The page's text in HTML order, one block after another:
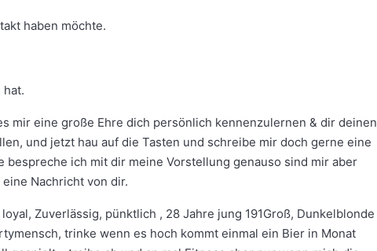
haben möchte.
hat.
mir eine große Ehre dich persönlich kennenzulernen & dir deinen
und jetzt hau auf die Tasten und schreibe mir doch gerne eine
ich mit dir meine Vorstellung genauso sind mir aber
Nachricht von dir.
Zuverlässig, pünktlich , 28 Jahre jung 191Groß, Dunkelblonde
trinke wenn es hoch kommt einmal ein Bier in Monat